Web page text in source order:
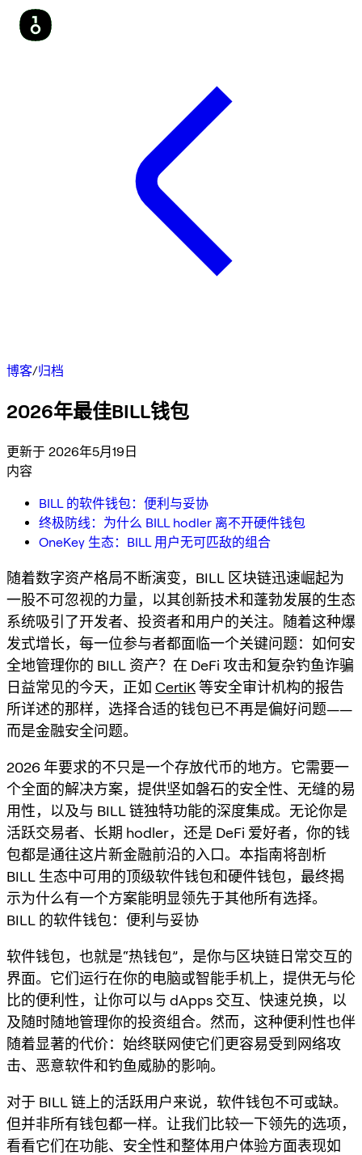
博客/归档
2026年最佳BILL钱包
更新于 2026年5月19日
内容
BILL 的软件钱包：便利与妥协
终极防线：为什么 BILL hodler 离不开硬件钱包
OneKey 生态：BILL 用户无可匹敌的组合
随着数字资产格局不断演变，BILL 区块链迅速崛起为
一股不可忽视的力量，以其创新技术和蓬勃发展的生态
系统吸引了开发者、投资者和用户的关注。随着这种爆
发式增长，每一位参与者都面临一个关键问题：如何安
全地管理你的 BILL 资产？在 DeFi 攻击和复杂钓鱼诈骗
日益常见的今天，正如 CertiK等安全审计机构的报告
所详述的那样，选择合适的钱包已不再是偏好问题——
而是金融安全问题。
2026 年要求的不只是一个存放代币的地方。它需要一
个全面的解决方案，提供坚如磐石的安全性、无缝的易
用性，以及与 BILL 链独特功能的深度集成。无论你是
活跃交易者、长期 hodler，还是 DeFi 爱好者，你的钱
包都是通往这片新金融前沿的入口。本指南将剖析
BILL 生态中可用的顶级软件钱包和硬件钱包，最终揭
示为什么有一个方案能明显领先于其他所有选择。
BILL 的软件钱包：便利与妥协
软件钱包，也就是“热钱包”，是你与区块链日常交互的
界面。它们运行在你的电脑或智能手机上，提供无与伦
比的便利性，让你可以与 dApps 交互、快速兑换，以
及随时随地管理你的投资组合。然而，这种便利性也伴
随着显著的代价：始终联网使它们更容易受到网络攻
击、恶意软件和钓鱼威胁的影响。
对于 BILL 链上的活跃用户来说，软件钱包不可或缺。
但并非所有钱包都一样。让我们比较一下领先的选项，
看看它们在功能、安全性和整体用户体验方面表现如